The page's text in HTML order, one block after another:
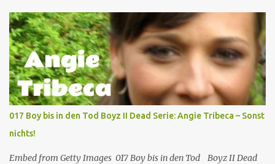
Abschiedsbrief in der Handtasche des Opfers. Auf den ersten Blick
scheint es sich um Selbstmord zu handeln, doch Florence ist davon
nicht überzeugt. Martha ist in Montserrat in den Ferien, wird
aber bald nach St. Marie zurückkehren, um ihren Urlaub mit
Humphrey zu verbringen, während Florence den Tod ihrer
Freundin Esther untersuchen muss. Esther hatte ein
Literaturfestival besucht und war zehn Minuten vor ihrem Tod
gegangen. Humphrey kann den Todeszeitpunkt anhand der
Armbanduhr feststell...
017 Boy bis in den Tod Boyz II Dead Serie: Angie Tribeca – Sonst
nichts!
Embed from Getty Images 017 Boy bis in den Tod Boyz II Dead